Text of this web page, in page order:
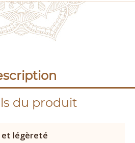
du produit
et légèreté